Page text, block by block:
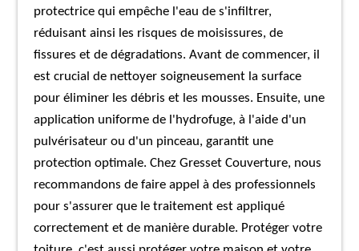
protectrice qui empêche l'eau de s'infiltrer,
réduisant ainsi les risques de moisissures, de
fissures et de dégradations. Avant de commencer, il
est crucial de nettoyer soigneusement la surface
pour éliminer les débris et les mousses. Ensuite, une
application uniforme de l'hydrofuge, à l'aide d'un
pulvérisateur ou d'un pinceau, garantit une
protection optimale. Chez Gresset Couverture, nous
recommandons de faire appel à des professionnels
pour s'assurer que le traitement est appliqué
correctement et de manière durable. Protéger votre